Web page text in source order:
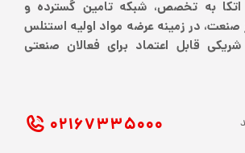
اتکا به تخصص، شبکه تامین گسترده و
در زمینه عرضه مواد اولیه استنلس
قابل اعتماد برای فعالان صنعتی
۰۲۱ ۶۷۳۳۵۰۰۰